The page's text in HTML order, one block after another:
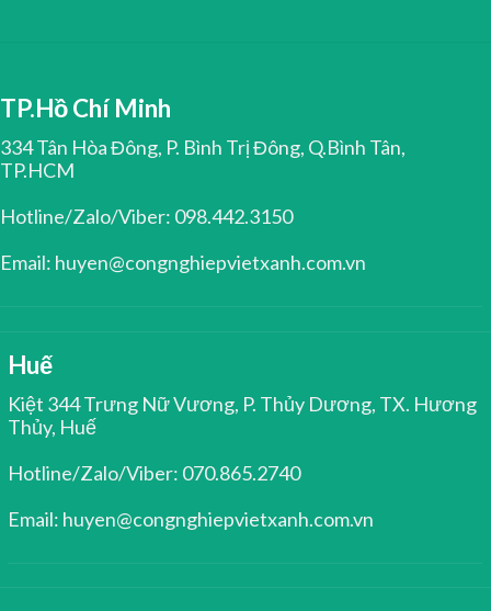
TP.Hồ Chí Minh
334 Tân Hòa Đông, P. Bình Trị Đông, Q.Bình Tân,
TP.HCM
Hotline/Zalo/Viber: 098.442.3150
Email: huyen@congnghiepvietxanh.com.vn
Huế
Kiệt 344 Trưng Nữ Vương, P. Thủy Dương, TX. Hương
Thủy, Huế
Hotline/Zalo/Viber: 070.865.2740
Email: huyen@congnghiepvietxanh.com.vn